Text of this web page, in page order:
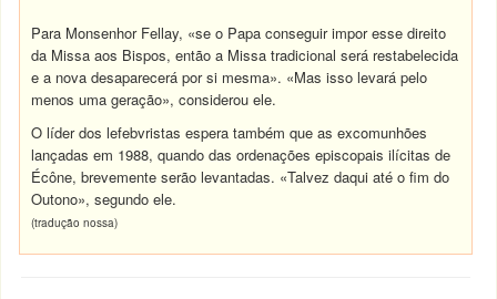
Para Monsenhor Fellay, «se o Papa conseguir impor esse direito
da Missa aos Bispos, então a Missa tradicional será restabelecida
e a nova desaparecerá por si mesma». «Mas isso levará pelo
menos uma geração», considerou ele.
O líder dos lefebvristas espera também que as excomunhões
lançadas em 1988, quando das ordenações episcopais ilícitas de
Écône, brevemente serão levantadas. «Talvez daqui até o fim do
Outono», segundo ele.
(tradução nossa)